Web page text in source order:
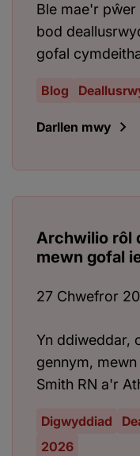
Ble mae'r
bod
gofal
Blog
Darllen mwy
Archwilio rôl
mewn gofal
27 Chwefror
Yn ddiweddar,
gennym,
Smith RN a'r
Digwyddiad
2026